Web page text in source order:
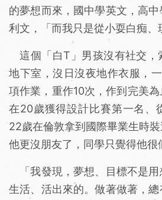
的夢想而來，國中學英文，高
利文，「而我只是從小耍白痴、
這個「白T」男孩沒有社交，
地下室，沒日沒夜地作衣服，
項作業，重作10次，作到完美
在20歲獲得設計比賽第一名、
22歲在倫敦拿到國際畢業生時
他更沒朋友了，同學只覺得他很
「我發現，夢想、目標不是用
生活、活出來的。做著做著，